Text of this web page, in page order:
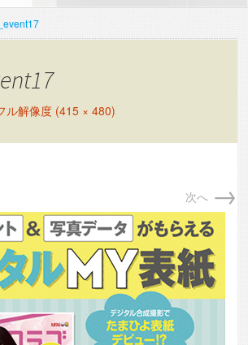
ル解像度 (415 × 480)
次へ →